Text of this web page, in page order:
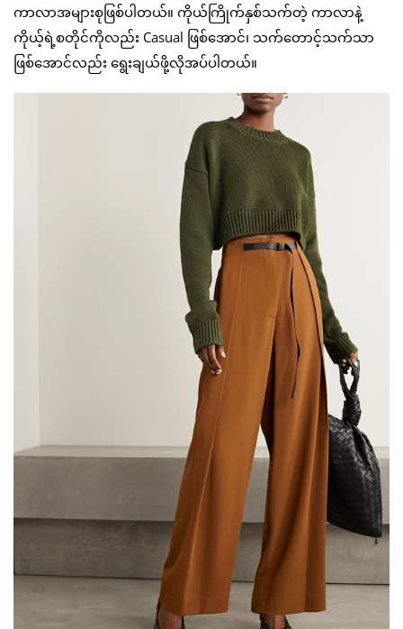
ကာလာအများစုဖြစ်ပါတယ်။ ကိုယ်ကြိုက်နှစ်သက်တဲ့ ကာလာနဲ့
ကိုယ့်ရဲ့စတိုင်ကိုလည်း Casual ဖြစ်အောင်၊ သက်တောင့်သက်သာ
ဖြစ်အောင်လည်း ရွေးချယ်ဖို့လိုအပ်ပါတယ်။